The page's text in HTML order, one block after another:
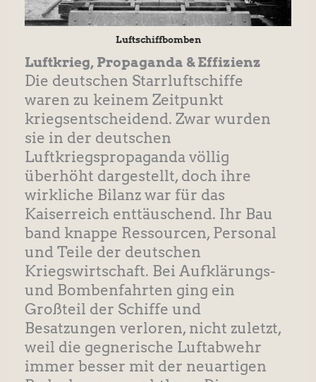
Luftschiffbomben
Luftkrieg, Propaganda & Effizienz
Die deutschen Starrluftschiffe
waren zu keinem Zeitpunkt
kriegsentscheidend. Zwar wurden
sie in der deutschen
Luftkriegspropaganda völlig
überhöht dargestellt, doch ihre
wirkliche Bilanz war für das
Kaiserreich enttäuschend. Ihr Bau
band knappe Ressourcen, Personal
und Teile der deutschen
Kriegswirtschaft. Bei Aufklärungs-
und Bombenfahrten ging ein
Großteil der Schiffe und
Besatzungen verloren, nicht zuletzt,
weil die gegnerische Luftabwehr
immer besser mit der neuartigen